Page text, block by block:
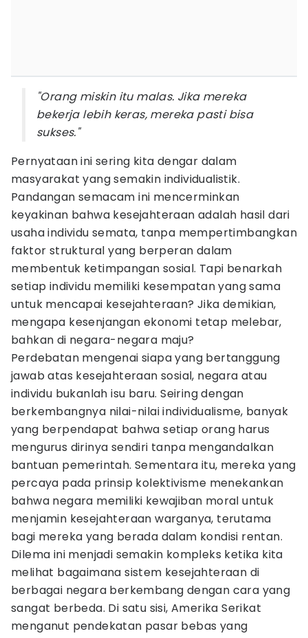
"Orang miskin itu malas. Jika mereka
bekerja lebih keras, mereka pasti bisa
sukses."
Pernyataan ini sering kita dengar dalam
masyarakat yang semakin individualistik.
Pandangan semacam ini mencerminkan
keyakinan bahwa kesejahteraan adalah hasil dari
usaha individu semata, tanpa mempertimbangkan
faktor struktural yang berperan dalam
membentuk ketimpangan sosial. Tapi benarkah
setiap individu memiliki kesempatan yang sama
untuk mencapai kesejahteraan? Jika demikian,
mengapa kesenjangan ekonomi tetap melebar,
bahkan di negara-negara maju?
Perdebatan mengenai siapa yang bertanggung
jawab atas kesejahteraan sosial, negara atau
individu bukanlah isu baru. Seiring dengan
berkembangnya nilai-nilai individualisme, banyak
yang berpendapat bahwa setiap orang harus
mengurus dirinya sendiri tanpa mengandalkan
bantuan pemerintah. Sementara itu, mereka yang
percaya pada prinsip kolektivisme menekankan
bahwa negara memiliki kewajiban moral untuk
menjamin kesejahteraan warganya, terutama
bagi mereka yang berada dalam kondisi rentan.
Dilema ini menjadi semakin kompleks ketika kita
melihat bagaimana sistem kesejahteraan di
berbagai negara berkembang dengan cara yang
sangat berbeda. Di satu sisi, Amerika Serikat
menganut pendekatan pasar bebas yang